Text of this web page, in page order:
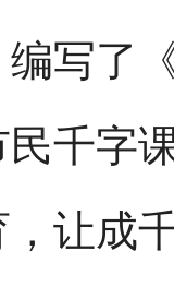
编写了
民千字
，让成